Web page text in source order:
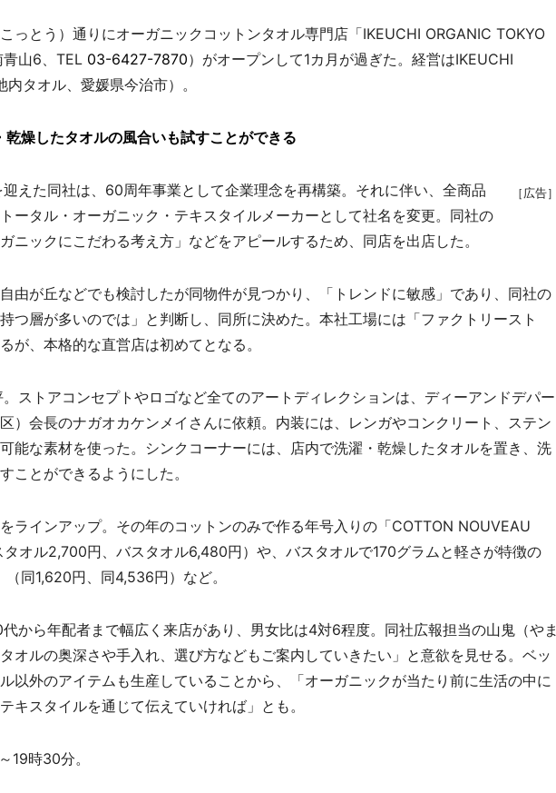
っとう）通りにオーガニックコットンタオル専門店「IKEUCHI ORGANIC TOKYO
青山6、TEL 03-6427-7870）がオープンして1カ月が過ぎた。経営はIKEUCHI
内タオル、愛媛県今治市）。
乾燥したタオルの風合いも試すことができる
［広告］
えた同社は、60周年事業として企業理念を再構築。それに伴い、全商品
ータル・オーガニック・テキスタイルメーカーとして社名を変更。同社の
ニックにこだわる考え方」などをアピールするため、同店を出店した。
由が丘などでも検討したが同物件が見つかり、「トレンドに敏感」であり、同社の
つ層が多いのでは」と判断し、同所に決めた。本社工場には「ファクトリースト
が、本格的な直営店は初めてとなる。
ストアコンセプトやロゴなど全てのアートディレクションは、ディーアンドデパー
）会長のナガオカケンメイさんに依頼。内装には、レンガやコンクリート、ステン
能な素材を使った。シンクコーナーには、店内で洗濯・乾燥したタオルを置き、洗
ことができるようにした。
ラインアップ。その年のコットンのみで作る年号入りの「COTTON NOUVEAU
オル2,700円、バスタオル6,480円）や、バスタオルで170グラムと軽さが特徴の
（同1,620円、同4,536円）など。
から年配者まで幅広く来店があり、男女比は4対6程度。同社広報担当の山鬼（やま
オルの奥深さや手入れ、選び方などもご案内していきたい」と意欲を見せる。ベッ
以外のアイテムも生産していることから、「オーガニックが当たり前に生活の中に
キスタイルを通じて伝えていければ」とも。
19時30分。